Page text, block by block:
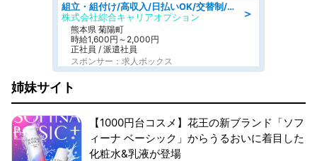
＞
組立・組付け/高収入/日払いOK/交替制/20・30・40代活躍中/製造 工場
株式会社綜合キャリアオプション
熊本県 菊陽町
時給1,600円～2,000円
正社員 / 派遣社員
スポンサー：求人ボックス
姉妹サイト
【1000円台コスメ】花王の新ブランド「ソフ
ィーナ ベーシック」からうるおいに着目した
化粧水&乳液が登場